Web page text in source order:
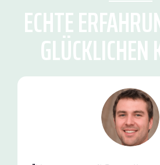
ECHTE
GLÜCKLICHEN